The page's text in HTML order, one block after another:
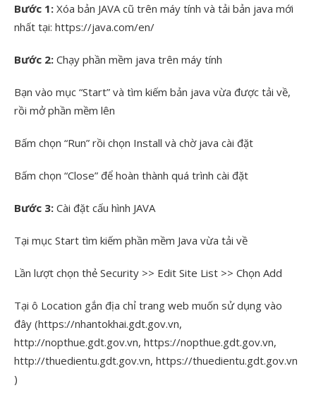
Bước 1: Xóa bản JAVA cũ trên máy tính và tải bản java mới
nhất tại: https://java.com/en/
Bước 2: Chạy phần mềm java trên máy tính
Bạn vào mục “Start” và tìm kiếm bản java vừa được tải về,
rồi mở phần mềm lên
Bấm chọn “Run” rồi chọn Install và chờ java cài đặt
Bấm chọn “Close” để hoàn thành quá trình cài đặt
Bước 3: Cài đặt cấu hình JAVA
Tại mục Start tìm kiếm phần mềm Java vừa tải về
Lần lượt chọn thẻ Security >> Edit Site List >> Chọn Add
Tại ô Location gắn địa chỉ trang web muốn sử dụng vào
đây (https://nhantokhai.gdt.gov.vn,
http://nopthue.gdt.gov.vn, https://nopthue.gdt.gov.vn,
http://thuedientu.gdt.gov.vn, https://thuedientu.gdt.gov.vn
)